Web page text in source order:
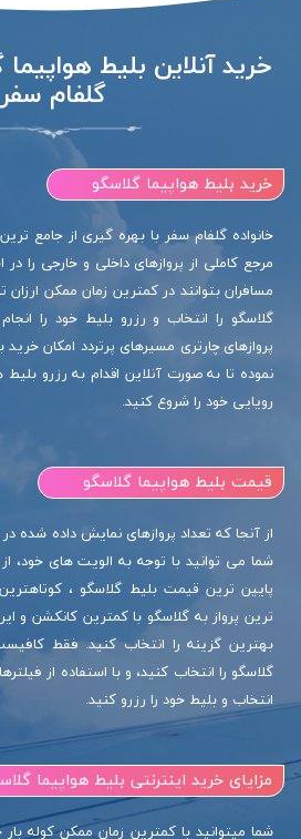
خرید آنلاین بلیط
گلفام سفر
خرید بلیط هواپیما گلاسگو
خانواده گلفام سفر با بهره گیری از جامع
مرجع کاملی از پروازهای داخلی و خارجی را در
مسافران بتوانند در کمترین زمان ممکن
گلاسگو را انتخاب و رزرو بلیط خود را
پروازهای چارتری مسیرهای پرتردد امکان خرید
نموده تا به صورت آنلاین اقدام به رزرو
رویایی خود را شروع کنید.
قیمت بلیط هواپیما گلاسگو
از آنجا که تعداد پروازهای نمایش داده شده
شما می توانید با توجه به الویت های خود،
پایین ترین قیمت بلیط گلاسگو ،
ترین پرواز به گلاسگو با کمترین کانکشن و
بهترین گزینه را انتخاب کنید. فقط
گلاسگو را انتخاب کنید، و با استفاده از
انتخاب و بلیط خود را رزرو کنید.
مزایای خرید اینترنتی بلیط هواپیما
شما میتوانید با کمترین زمان ممکن کوله